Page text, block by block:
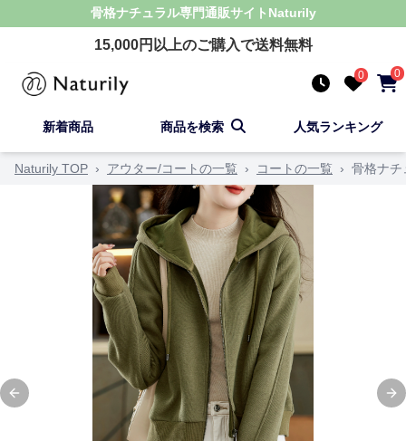
骨格ナチュラル専門通販サイト Naturily
15,000円以上のご購入で送料無料
0 0
新着商品 商品を検索 人気ランキング
Naturily TOP › アウター/コートの一覧 › コートの一覧 › 骨格ナチ
Previous slide